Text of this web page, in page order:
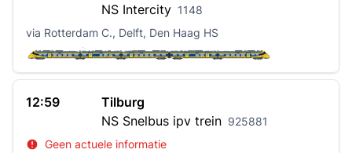
NS Intercity 1148
via Rotterdam C., Delft, Den Haag HS
12:59
Tilburg
NS Snelbus ipv trein 925881
Geen actuele informatie